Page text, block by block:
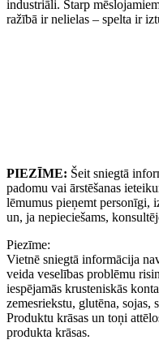
industriāli. Starp
ražībā ir nelielas – spelta ir
PIEZĪME: Šeit sniegtā
padomu vai ārstēšanas
lēmumus pieņemt personīgi,
un, ja nepieciešams,
Piezīme:
Vietnē sniegtā informācija
veida veselības problēmu
iespējamās krusteniskās
zemesriekstu, glutēna, sojas,
Produktu krāsas un toņi
produkta krāsas.